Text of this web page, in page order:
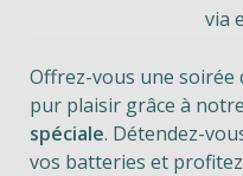
via
Offrez-vous une soirée
pur plaisir grâce à notre
spéciale. Détendez-
vos batteries et